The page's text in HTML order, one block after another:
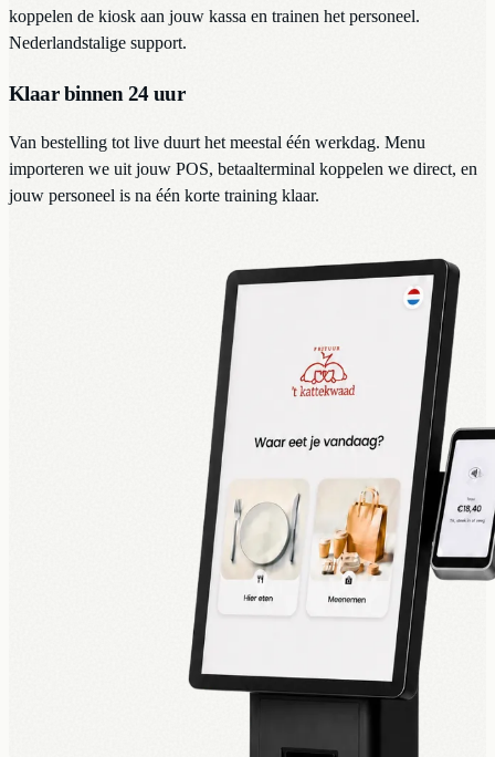
koppelen de kiosk aan jouw kassa en trainen het personeel.
Nederlandstalige support.
Klaar binnen 24 uur
Van bestelling tot live duurt het meestal één werkdag. Menu
importeren we uit jouw POS, betaalterminal koppelen we direct, en
jouw personeel is na één korte training klaar.